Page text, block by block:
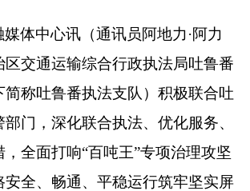
媒体中心讯（通讯员阿地力·阿力
区交通运输综合行政执法局吐鲁番
简称吐鲁番执法支队）积极联合吐
门，深化联合执法、优化服务、
全面打响“百吨王”专项治理攻坚
安全、畅通、平稳运行筑牢坚实屏